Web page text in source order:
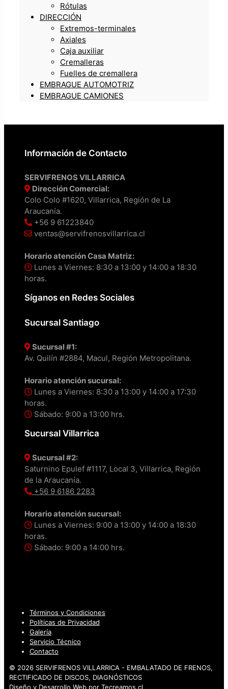
Rótulas
DIRECCIÓN
Extremos-terminales
Axiales
Caja auxiliar
Cremalleras
Fuelles de cremallera
EMBRAGUE AUTOMOTRIZ
EMBRAGUE CAMIONES
Información de Contacto
SERVIFRENOS VILLARRICA
Dirección Comercial:
Colo Colo #1620, Villarrica, Región de La
Araucanía.
+56 9 61223840
ventas@servifrenosvillarrica.cl
Horario atención Casa Matriz:
Lunes a Viernes: 8:30 a 13:00 y 14:00 a 18:30
horas.
Síganos en Redes Sociales
Sucursal Santiago
Sucursal #1:
Av. Quilín #2884, Macul, Región Metropolitana.
Horario atención sucursal:
Lunes a Viernes: 8:30 a 13:00 y 14:00 a 17:30
horas.
Sábado: 9:00 a 13:00 hrs.
Sucursal Villarrica
Sucursal #2:
Saturnino Epulef #1117, Local 3, Villarrica, Región
de la Araucanía.
+56 9 6186 2283
Horario atención sucursal:
Lunes a Viernes: 9:00 a 13:00 y 14:00 a 18:30
horas.
Sábado: 9:00 a 14:00 hrs.
Términos y Condiciones
Políticas de Privacidad
Galería
Servicio Técnico
Contacto
© 2026 SERVIFRENOS VILLARRICA - EMBALATADO DE FRENOS,
RECTIFICADO DE DISCOS, DIAGNÓSTICOS
Diseño y Desarrollo Web por Tecreamos.cl